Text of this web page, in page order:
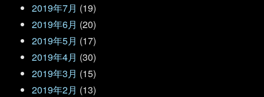
2019年7月 (19)
2019年6月 (20)
2019年5月 (17)
2019年4月 (30)
2019年3月 (15)
2019年2月 (13)